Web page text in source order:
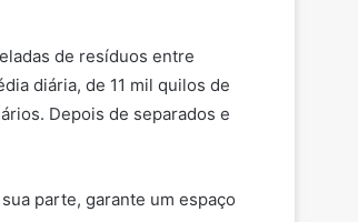
de resíduos entre
diária, de 11 mil quilos de
Depois de separados e
parte, garante um espaço